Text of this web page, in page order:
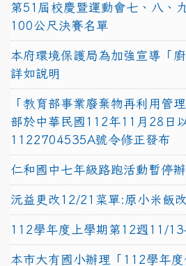
第51屆校慶暨運動會七、八、
100公尺決賽名單
本府環境保護局為加強宣導「
詳如說明
「教育部事業廢棄物再利用管
部於中華民國112年11月28日
1122704535A號令修正發布
仁和國中七年級路跑活動暫停
沅益更改12/21菜單:原小米飯
112學年度上學期第12週11/
本市大有國小辦理「112學年